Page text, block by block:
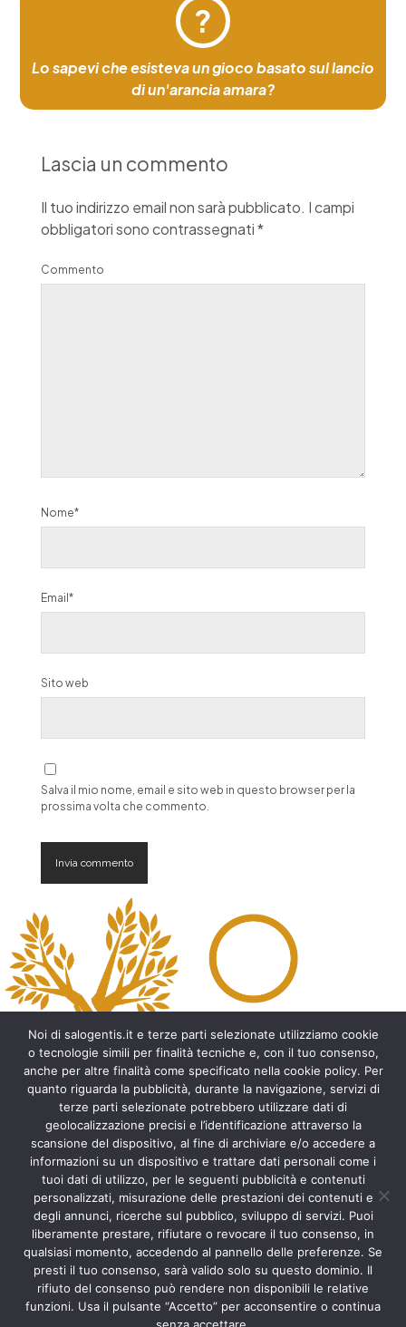
?
Lo sapevi che esisteva un gioco basato sul lancio
di un'arancia amara?
Lascia un commento
Il tuo indirizzo email non sarà pubblicato. I campi
obbligatori sono contrassegnati*
Commento
Nome*
Email*
Sito web
Salva il mio nome, email e sito web in questo browser per la
prossima volta che commento.
A
l
t
e
r
n
a
v
e
:
Archeologia del Salento
Cripte e ambienti rupestri del Salento
Leggende del Salento
Tradizioni e folklore del Salento
Arte del Salento
Personaggi illustri del Salento
Aneddoti e curiosità sul Salento
Libri del Salento
Ricette tipiche del Salento
Accad(d)e in agosto nel Salento
Noi di salogentis.it e terze parti selezionate utilizziamo cookie
o tecnologie simili per finalità tecniche e, con il tuo consenso,
anche per altre finalità come specificato nella cookie policy. Per
quanto riguarda la pubblicità, durante la navigazione, servizi di
terze parti selezionate potrebbero utilizzare dati di
geolocalizzazione precisi e l’identificazione attraverso la
scansione del dispositivo, al fine di archiviare e/o accedere a
informazioni su un dispositivo e trattare dati personali come i
tuoi dati di utilizzo, per le seguenti pubblicità e contenuti
personalizzati, misurazione delle prestazioni dei contenuti e
degli annunci, ricerche sul pubblico, sviluppo di servizi. Puoi
liberamente prestare, rifiutare o revocare il tuo consenso, in
qualsiasi momento, accedendo al pannello delle preferenze. Se
presti il tuo consenso, sarà valido solo su questo dominio. Il
rifiuto del consenso può rendere non disponibili le relative
funzioni. Usa il pulsante “Accetto” per acconsentire o continua